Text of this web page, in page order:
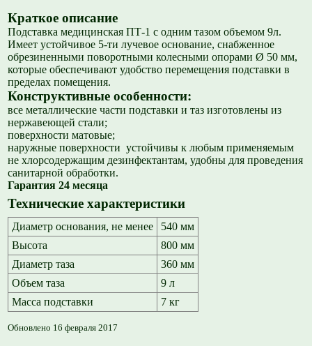
Краткое описание
Подставка медицинская ПТ-1 с одним тазом объемом 9л.
Имеет устойчивое 5-ти лучевое основание, снабженное
обрезиненными поворотными колесными опорами Ø 50 мм,
которые обеспечивают удобство перемещения подставки в
пределах помещения.
Конструктивные особенности:
все металлические части подставки и таз изготовлены из
нержавеющей стали;
поверхности матовые;
наружные поверхности устойчивы к любым применяемым
не хлорсодержащим дезинфектантам, удобны для проведения
санитарной обработки.
Гарантия 24 месяца
Технические характеристики
Диаметр основания, не менее
540 мм
Высота
800 мм
Диаметр таза
360 мм
Объем таза
9 л
Масса подставки
7 кг
Обновлено 16 февраля 2017